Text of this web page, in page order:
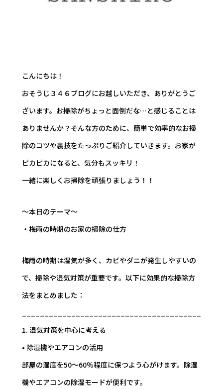
こんにちは！
おそうじ３４６ブログにお越しいただき、ありがとうご
ざいます。お掃除がちょっと面倒だな…と感じることは
ありませんか？そんな方のために、簡単で効率的なお掃
除のコツや裏技をたっぷりご紹介していきます。お家が
ピカピカになると、気分もスッキリ！
一緒に楽しくお掃除を頑張りましょう！！
～本日のテーマ～
・梅雨の時期のお家の掃除の仕方
梅雨の時期は湿気が多く、カビやダニが発生しやすいの
で、掃除や湿気対策が重要です。以下に効果的な掃除方
法をまとめました：
1. 湿気対策を中心に考える
• 除湿機やエアコンの活用
部屋の湿度を50～60％程度に保つよう心がけます。除湿
機やエアコンの除湿モードが便利です。